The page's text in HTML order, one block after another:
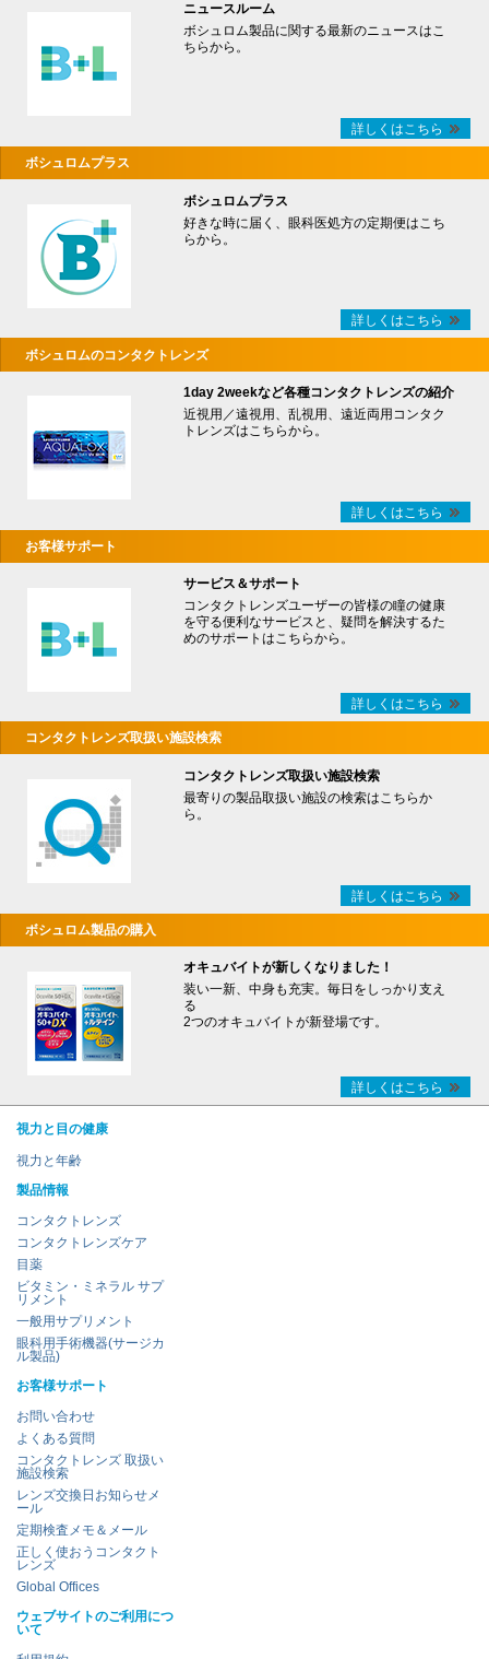
ニュースルーム
ボシュロム製品に関する最新のニュースはこ
ちらから。
詳しくはこちら
ボシュロムプラス
ボシュロムプラス
好きな時に届く、眼科医処方の定期便はこち
らから。
詳しくはこちら
ボシュロムのコンタクトレンズ
1day 2weekなど各種コンタクトレンズの紹介
近視用／遠視用、乱視用、遠近両用コンタク
トレンズはこちらから。
詳しくはこちら
お客様サポート
サービス＆サポート
コンタクトレンズユーザーの皆様の瞳の健康
を守る便利なサービスと、疑問を解決するた
めのサポートはこちらから。
詳しくはこちら
コンタクトレンズ取扱い施設検索
コンタクトレンズ取扱い施設検索
最寄りの製品取扱い施設の検索はこちらか
ら。
詳しくはこちら
ボシュロム製品の購入
オキュバイトが新しくなりました！
装い一新、中身も充実。毎日をしっかり支え
る
2つのオキュバイトが新登場です。
詳しくはこちら
視力と目の健康
視力と年齢
製品情報
コンタクトレンズ
コンタクトレンズケア
目薬
ビタミン・ミネラル サプ
リメント
一般用サプリメント
眼科用手術機器(サージカ
ル製品)
お客様サポート
お問い合わせ
よくある質問
コンタクトレンズ 取扱い
施設検索
レンズ交換日お知らせメ
ール
定期検査メモ＆メール
正しく使おうコンタクト
レンズ
Global Offices
ウェブサイトのご利用につ
いて